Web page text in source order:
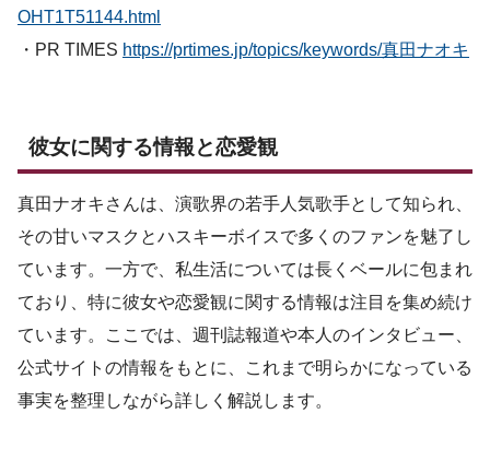
OHT1T51144.html
・PR TIMES https://prtimes.jp/topics/keywords/真田ナオキ
彼女に関する情報と恋愛観
真田ナオキさんは、演歌界の若手人気歌手として知られ、
その甘いマスクとハスキーボイスで多くのファンを魅了し
ています。一方で、私生活については長くベールに包まれ
ており、特に彼女や恋愛観に関する情報は注目を集め続け
ています。ここでは、週刊誌報道や本人のインタビュー、
公式サイトの情報をもとに、これまで明らかになっている
事実を整理しながら詳しく解説します。